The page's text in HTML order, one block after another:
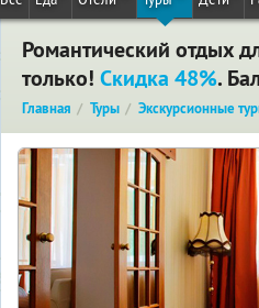
Романтический отдых
только! Скидка 48%.
Главная Туры Экскурсионные